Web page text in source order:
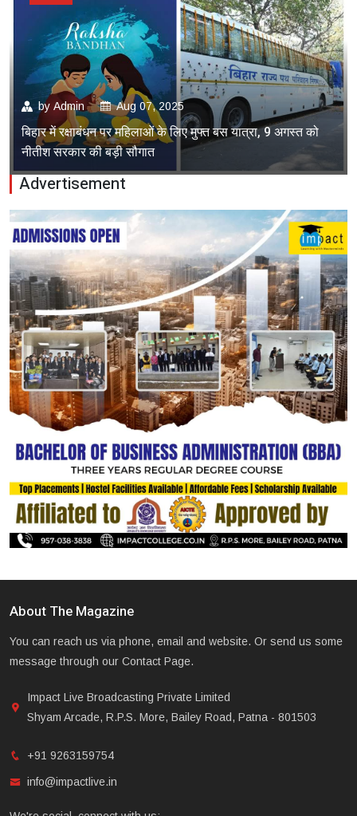
by Admin Aug 07, 2025
बिहार में रक्षाबंधन पर महिलाओं के लिए मुफ्त बस यात्रा, 9 अगस्त को
नीतीश सरकार की बड़ी सौगात
Advertisement
About The Magazine
You can reach us via phone, email and website. Or send us some
message through our Contact Page.
Impact Live Broadcasting Private Limited
Shyam Arcade, R.P.S. More, Bailey Road, Patna - 801503
+91 9263159754
info@impactlive.in